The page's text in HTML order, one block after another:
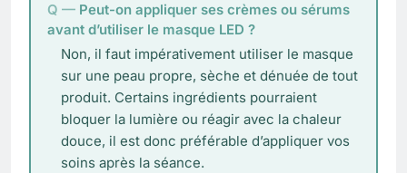
Peut-on appliquer ses crèmes ou sérums
avant d’utiliser le masque LED ?
Non, il faut impérativement utiliser le masque
sur une peau propre, sèche et dénuée de tout
produit. Certains ingrédients pourraient
bloquer la lumière ou réagir avec la chaleur
douce, il est donc préférable d’appliquer vos
soins après la séance.